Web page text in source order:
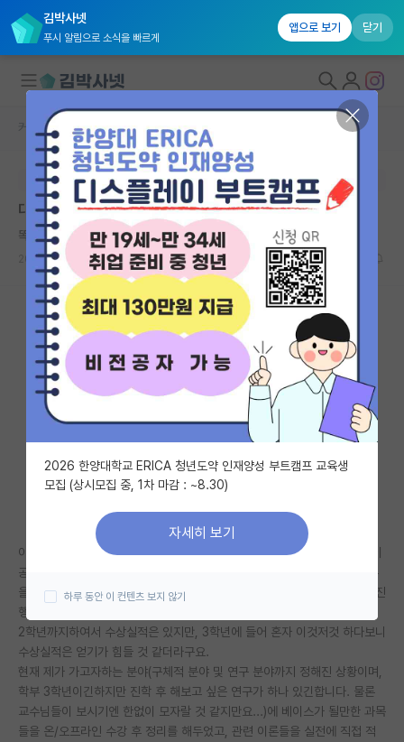
김박사넷
푸시 알림으로 소식을 빠르게
앱으로 보기 닫기
대학원생 모집
국내대학원 정보
연구실&오픈랩
커뮤니티
커뮤니티 홈
전체글보기
베스트 게시판
IF 명예의전당
자유 게시판(아무개랩)
미국 유학 게시판
미국 대학원 합격 후기 게시판
대학원생 모집 게시판
연구실(PI) 홍보 게시판
석박사 채용 정보 게시판
임용 정보 게시판
학부 인턴 게시판
커뮤니티 홈 자유 게시판(아무개랩)
본문이 수정되지 않는 박제글입니다.
대학원을 희망하는 학부생입니다.
똑똑한 니콜라 테슬라
2026.05.10 1 396
이전까진 다양한 프로젝트를 해왔고 application을 넘어 이론에 대해 깊이
공부를 해본 후 적용을 해보고 싶다는 열망을 느껴 3학년이 된 후로는 이론
을 공부하며 이를 직접 적용해보면서 혼자서 작게나마 소규모의 연구들을 진
행 중입니다.
2학년까지하여서 수상실적은 있지만, 3학년에 들어 혼자 이것저것 하다보니
수상실적은 얻기가 힘들 것 같더라구요.
현재 제가 가고자하는 분야(구체적 분야 및 연구 분야까지 정해진 상황이며,
학부 3학년이긴하지만 진학 후 해보고 싶은 연구가 하나 있긴합니다. 물론
교수님들이 보시기엔 한없이 모자랄 것 같지만요...)에 베이스가 될만한 과목
들을 온/오프라인 수강 후 정리를 해두었고, 관련 이론들을 실전에 직접 적
2026 한양대학교 ERICA 청년도약 인재양성 부트캠프 교육생
모집 (상시모집 중, 1차 마감 : ~8.30)
자세히 보기
하루 동안 이 컨텐츠 보지 않기